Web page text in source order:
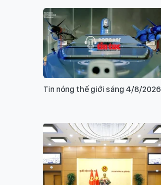
Tin nóng thế giới sáng 4/8/2026